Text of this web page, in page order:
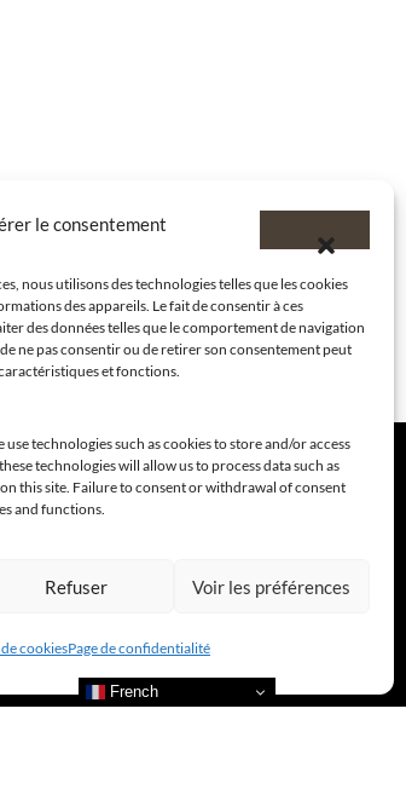
le consentement
nous utilisons des technologies telles que les cookies
des appareils. Le fait de consentir à ces
des données telles que le comportement de navigation
ne pas consentir ou de retirer son consentement peut
et fonctions.
technologies such as cookies to store and/or access
technologies will allow us to process data such as
this site. Failure to consent or withdrawal of consent
and functions.
Refuser Voir les préférences
cookiesPage de confidentialité
French